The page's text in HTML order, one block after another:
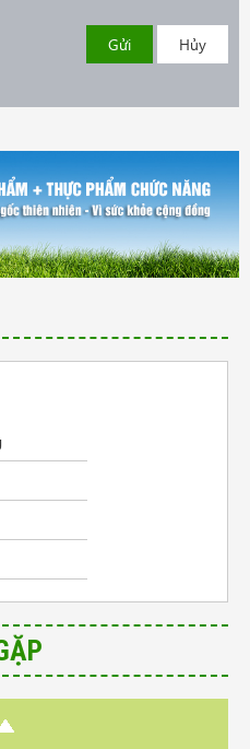
Gửi Hủy
da đầu
toàn được không?
giáp nhỏ lại
nào nhanh nhất
khi đổi thời tiết?
da đầu